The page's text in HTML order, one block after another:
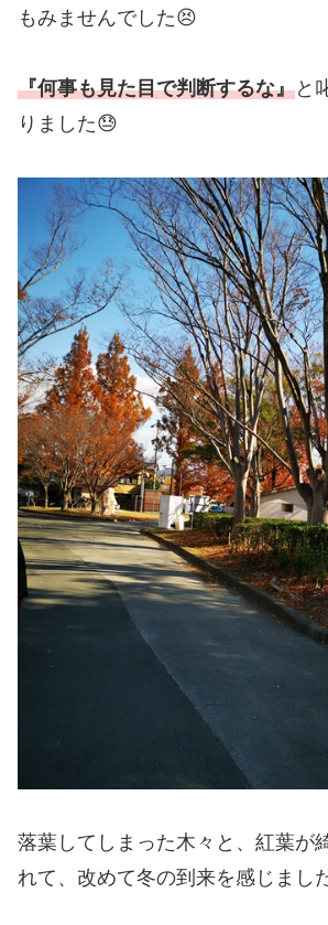
もみませんでした😣
『何事も見た目で判断するな』と
りました😓
落葉してしまった木々と、紅葉が
れて、改めて冬の到来を感じまし